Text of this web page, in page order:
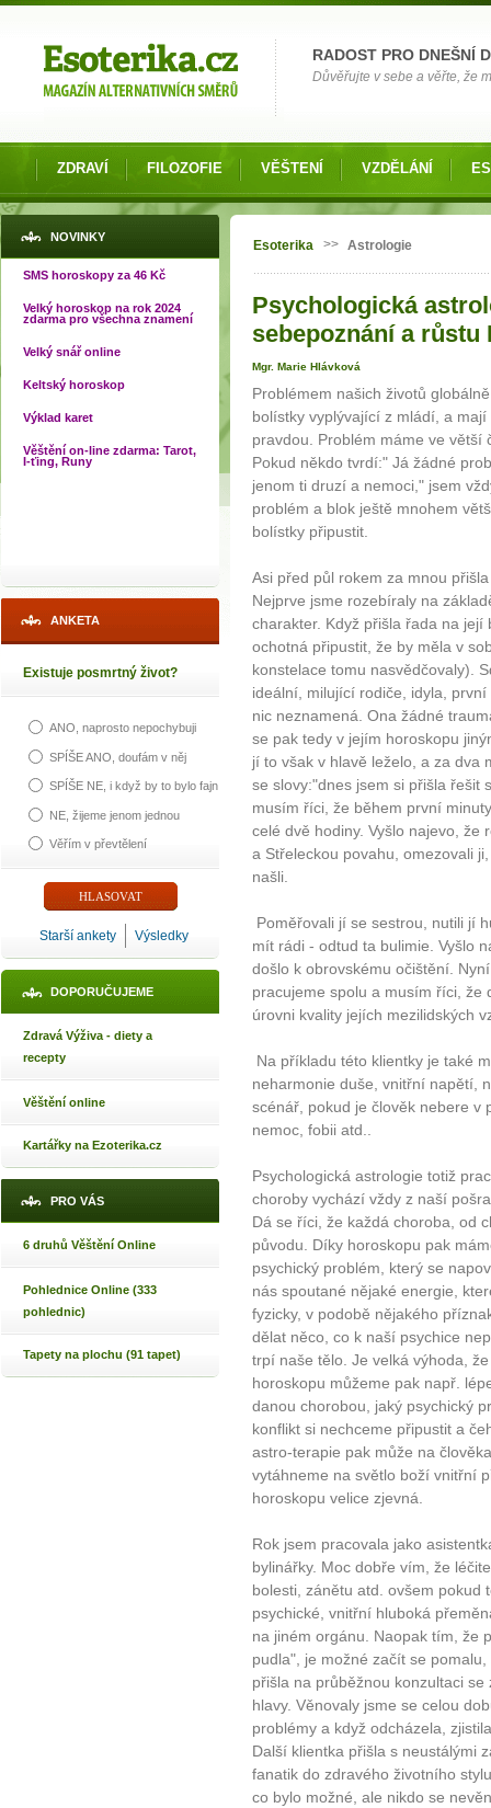
RADOST PRO DNEŠNÍ
Důvěřujte v sebe a věřte, že
ZDRAVÍ FILOZOFIE VĚŠTENÍ VZDĚLÁNÍ
NOVINKY
SMS horoskopy za 46 Kč
Velký horoskop na rok 2024
zdarma pro všechna znamení
Velký snář online
Keltský horoskop
Výklad karet
Věštění on-line zdarma: Tarot,
I-ťing, Runy
ANKETA
Existuje posmrtný život?
ANO, naprosto nepochybuji
SPÍŠE ANO, doufám v něj
SPÍŠE NE, i když by to bylo fajn
NE, žijeme jenom jednou
Věřím v převtělení
Starší ankety Výsledky
DOPORUČUJEME
Zdravá Výživa - diety a
recepty
Věštění online
Kartářky na Ezoterika.cz
PRO VÁS
6 druhů Věštění Online
Pohlednice Online (333
pohlednic)
Tapety na plochu (91 tapet)
Jste zde
Esoterika >> Astrologie
Psychologická
sebepoznání a růstu
Mgr. Marie Hlávková
Problémem našich životů
bolístky vyplývající z mládí, a
pravdou. Problém máme ve
Pokud někdo tvrdí:" Já žádné
jenom ti druzí a nemoci," jsem
problém a blok ještě mnohem
bolístky připustit.
Asi před půl rokem za mnou
Nejprve jsme rozebíraly na
charakter. Když přišla řada na
ochotná připustit, že by měla v
konstelace tomu nasvědčovaly).
ideální, milující rodiče, idyla,
nic neznamená. Ona žádné
se pak tedy v jejím horoskopu
jí to však v hlavě leželo, a za dva
se slovy:"dnes jsem si přišla řešit
musím říci, že během první
celé dvě hodiny. Vyšlo najevo,
a Střeleckou povahu, omezovali
našli.
Poměřovali jí se sestrou, nutili jí
mít rádi - odtud ta bulimie. Vyšlo
došlo k obrovskému očištění.
pracujeme spolu a musím říci, že
úrovni kvality jejích mezilidských
Na příkladu této klientky je také
neharmonie duše, vnitřní napětí,
scénář, pokud je člověk nebere v
nemoc, fobii atd..
Psychologická astrologie totiž
choroby vychází vždy z naší
Dá se říci, že každá choroba, od
původu. Díky horoskopu pak
psychický problém, který se
nás spoutané nějaké energie,
fyzicky, v podobě nějakého
dělat něco, co k naší psychice
trpí naše tělo. Je velká výhoda,
horoskopu můžeme pak např.
danou chorobou, jaký psychický
konflikt si nechceme připustit a
astro-terapie pak může na
vytáhneme na světlo boží vnitřní
horoskopu velice zjevná.
Rok jsem pracovala jako
bylinářky. Moc dobře vím, že
bolesti, zánětu atd. ovšem pokud
psychické, vnitřní hluboká
na jiném orgánu. Naopak tím, že
pudla", je možné začít se
přišla na průběžnou konzultaci
hlavy. Věnovaly jsme se celou
problémy a když odcházela,
Další klientka přišla s neustálými
fanatik do zdravého životního
co bylo možné, ale nikdo se